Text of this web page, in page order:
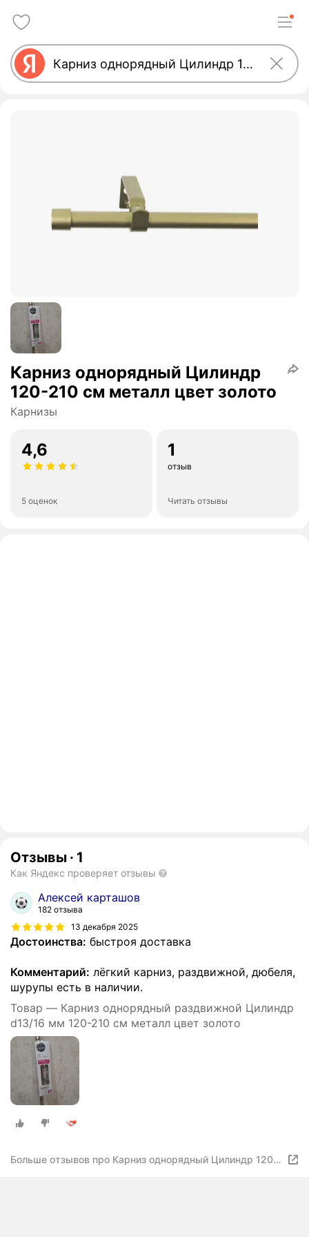
Карниз однорядный Цилиндр
120-210 см металл цвет золото
Карнизы
4,6
5 оценок
1
отзыв
Читать отзывы
Отзывы · 1
Как Яндекс проверяет отзывы
Алексей карташов
182 отзыва
13 декабря 2025
Достоинства: быстроя доставка
Комментарий: лёгкий карниз, раздвижной, дюбеля,
шурупы есть в наличии.
Товар — Карниз однорядный раздвижной Цилиндр
d13/16 мм 120-210 см металл цвет золото
Больше отзывов про Карниз однорядный Цилиндр 120-